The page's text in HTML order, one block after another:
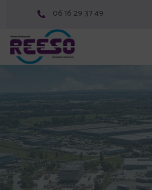
06 16 29 37 49